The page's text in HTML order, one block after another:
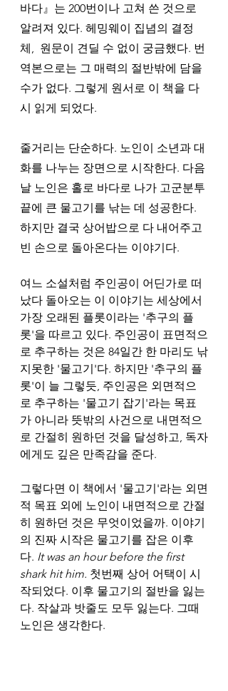
바다』는 200번이나 고쳐 쓴 것으로
알려져 있다. 헤밍웨이 집념의 결정
체,  원문이 견딜 수 없이 궁금했다. 번
역본으로는 그 매력의 절반밖에 담을
수가 없다. 그렇게 원서로 이 책을 다
시 읽게 되었다.
줄거리는 단순하다. 노인이 소년과 대
화를 나누는 장면으로 시작한다. 다음
날 노인은 홀로 바다로 나가 고군분투
끝에 큰 물고기를 낚는 데 성공한다.
하지만 결국 상어밥으로 다 내어주고
빈 손으로 돌아온다는 이야기다.
여느 소설처럼 주인공이 어딘가로 떠
났다 돌아오는 이 이야기는 세상에서
가장 오래된 플롯이라는 '추구의 플
롯'을 따르고 있다. 주인공이 표면적으
로 추구하는 것은 84일간 한 마리도 낚
지못한 '물고기'다. 하지만 '추구의 플
롯'이 늘 그렇듯, 주인공은 외면적으
로 추구하는 '물고기 잡기'라는 목표
가 아니라 뜻밖의 사건으로 내면적으
로 간절히 원하던 것을 달성하고, 독자
에게도 깊은 만족감을 준다.
그렇다면 이 책에서 '물고기'라는 외면
적 목표 외에 노인이 내면적으로 간절
히 원하던 것은 무엇이었을까. 이야기
의 진짜 시작은 물고기를 잡은 이후
다. It was an hour before the first
shark hit him. 첫번째 상어 어택이 시
작되었다. 이후 물고기의 절반을 잃는
다. 작살과 밧줄도 모두 잃는다. 그때
노인은 생각한다.​​